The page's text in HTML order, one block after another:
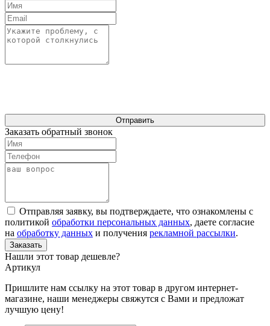
Отправить
Заказать обратный звонок
Отправляя заявку, вы подтверждаете, что ознакомлены с
политикой обработки персональных данных, даете согласие
на обработку данных и получения рекламной рассылки.
Заказать
Нашли этот товар дешевле?
Артикул
Пришлите нам ссылку на этот товар в другом интернет-
магазине, наши менеджеры свяжутся с Вами и предложат
лучшую цену!